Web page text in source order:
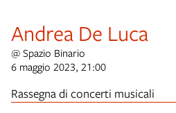
Andrea De Luca
@ Spazio Binario
6 maggio 2023, 21:00
Rassegna di concerti musicali